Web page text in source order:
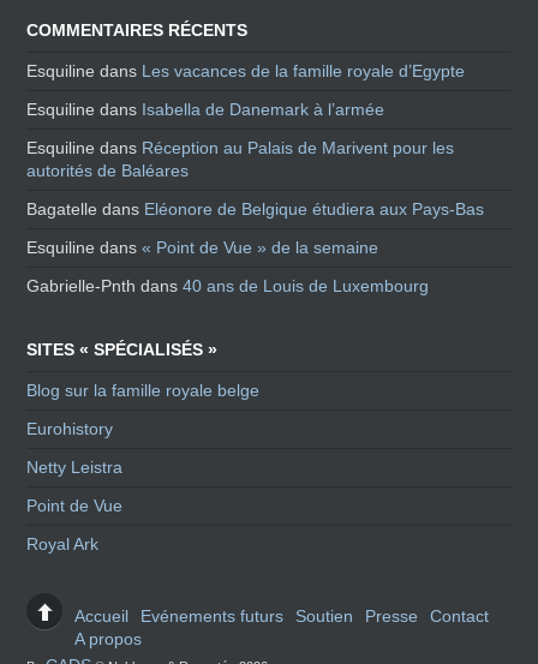
COMMENTAIRES RÉCENTS
Esquiline dans Les vacances de la famille royale d’Egypte
Esquiline dans Isabella de Danemark à l’armée
Esquiline dans Réception au Palais de Marivent pour les
autorités de Baléares
Bagatelle dans Eléonore de Belgique étudiera aux Pays-Bas
Esquiline dans« Point de Vue » de la semaine
Gabrielle-Pnth dans40 ans de Louis de Luxembourg
SITES « SPÉCIALISÉS »
Blog sur la famille royale belge
Eurohistory
Netty Leistra
Point de Vue
Royal Ark
Accueil Evénements futurs Soutien Presse
Contact
A propos